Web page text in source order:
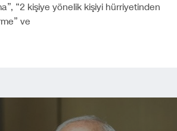
“2 kişiye yönelik kişiyi hürriyetinden
ve